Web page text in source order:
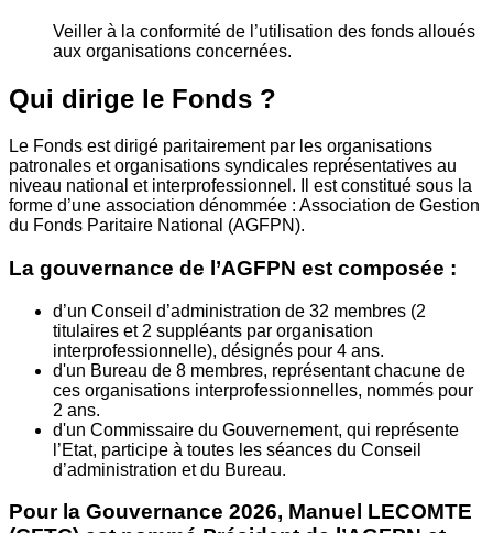
Veiller à la conformité de l’utilisation des fonds alloués
aux organisations concernées.
Qui dirige le Fonds ?
Le Fonds est dirigé paritairement par les organisations
patronales et organisations syndicales représentatives au
niveau national et interprofessionnel. Il est constitué sous la
forme d’une association dénommée : Association de Gestion
du Fonds Paritaire National (AGFPN).
La gouvernance de l’AGFPN est composée :
d’un Conseil d’administration de 32 membres (2
titulaires et 2 suppléants par organisation
interprofessionnelle), désignés pour 4 ans.
d'un Bureau de 8 membres, représentant chacune de
ces organisations interprofessionnelles, nommés pour
2 ans.
d'un Commissaire du Gouvernement, qui représente
l’Etat, participe à toutes les séances du Conseil
d’administration et du Bureau.
Pour la Gouvernance 2026, Manuel LECOMTE